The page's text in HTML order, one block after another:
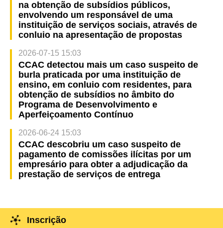
na obtenção de subsídios públicos,
envolvendo um responsável de uma
instituição de serviços sociais, através de
conluio na apresentação de propostas
2026-07-15 15:03
CCAC detectou mais um caso suspeito de
burla praticada por uma instituição de
ensino, em conluio com residentes, para
obtenção de subsídios no âmbito do
Programa de Desenvolvimento e
Aperfeiçoamento Contínuo
2026-06-24 15:03
CCAC descobriu um caso suspeito de
pagamento de comissões ilícitas por um
empresário para obter a adjudicação da
prestação de serviços de entrega
Inscrição